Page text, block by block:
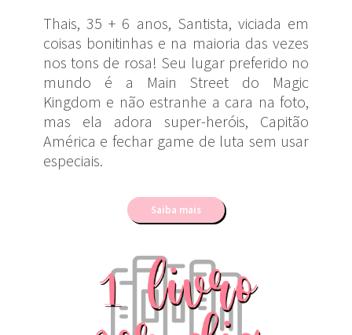
Thais, 35 + 6 anos, Santista, viciada em
coisas bonitinhas e na maioria das vezes
nos tons de rosa! Seu lugar preferido no
mundo é a Main Street do Magic
Kingdom e não estranhe a cara na foto,
mas ela adora super-heróis, Capitão
América e fechar game de luta sem usar
especiais.
Saiba mais